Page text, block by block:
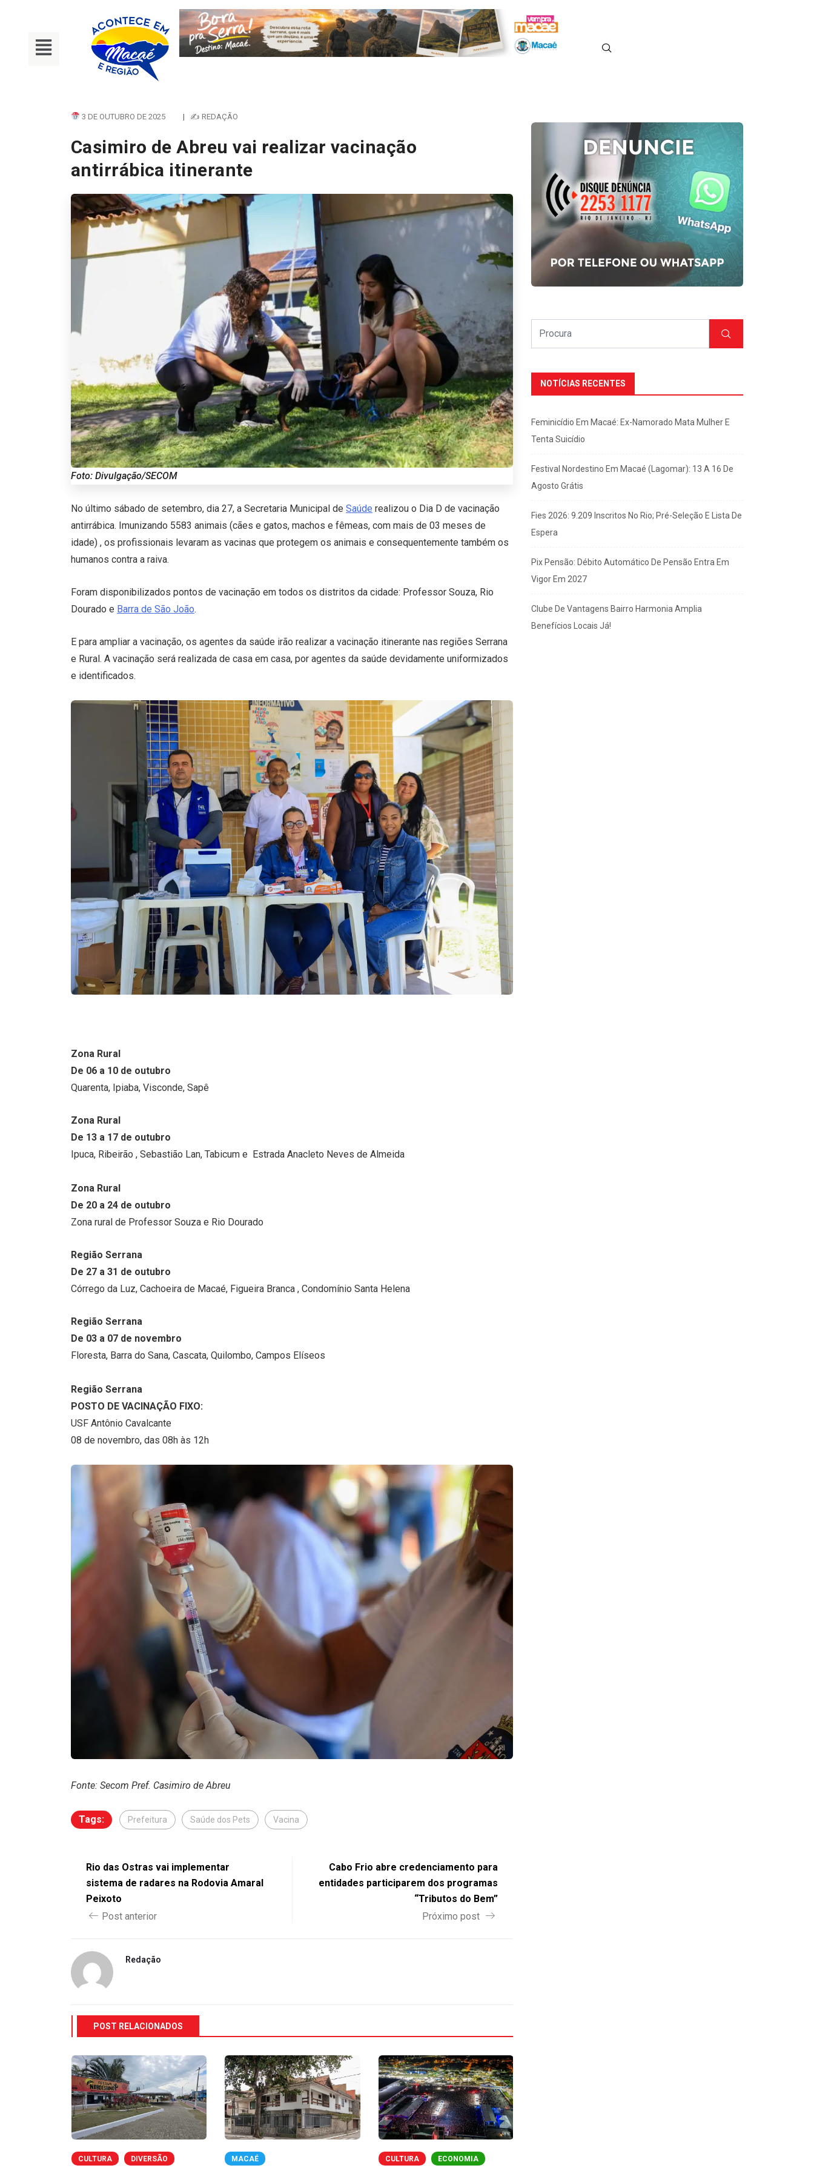
3 DE OUTUBRO DE 2025 | ✍ REDAÇÃO
Casimiro de Abreu vai realizar vacinação
antirrábica itinerante
Foto: Divulgação/SECOM
No último sábado de setembro, dia 27, a Secretaria Municipal de Saúde realizou o Dia D de vacinação
antirrábica. Imunizando 5583 animais (cães e gatos, machos e fêmeas, com mais de 03 meses de
idade) , os profissionais levaram as vacinas que protegem os animais e consequentemente também os
humanos contra a raiva.
Foram disponibilizados pontos de vacinação em todos os distritos da cidade: Professor Souza, Rio
Dourado e Barra de São João.
E para ampliar a vacinação, os agentes da saúde irão realizar a vacinação itinerante nas regiões Serrana
e Rural. A vacinação será realizada de casa em casa, por agentes da saúde devidamente uniformizados
e identificados.
Zona Rural
De 06 a 10 de outubro
Quarenta, Ipiaba, Visconde, Sapê
Zona Rural
De 13 a 17 de outubro
Ipuca, Ribeirão , Sebastião Lan, Tabicum e Estrada Anacleto Neves de Almeida
Zona Rural
De 20 a 24 de outubro
Zona rural de Professor Souza e Rio Dourado
Região Serrana
De 27 a 31 de outubro
Córrego da Luz, Cachoeira de Macaé, Figueira Branca , Condomínio Santa Helena
Região Serrana
De 03 a 07 de novembro
Floresta, Barra do Sana, Cascata, Quilombo, Campos Elíseos
Região Serrana
POSTO DE VACINAÇÃO FIXO:
USF Antônio Cavalcante
08 de novembro, das 08h às 12h
Fonte: Secom Pref. Casimiro de Abreu
Tags: Prefeitura Saúde dos Pets Vacina
Rio das Ostras vai implementar
sistema de radares na Rodovia Amaral
Peixoto
Post anterior
Cabo Frio abre credenciamento para
entidades participarem dos programas
“Tributos do Bem”
Próximo post
Redação
POST RELACIONADOS
CULTURA DIVERSÃO MACAÉ CULTURA ECONOMIA
NOTÍCIAS RECENTES
Feminicídio Em Macaé: Ex-Namorado Mata Mulher E
Tenta Suicídio
Festival Nordestino Em Macaé (Lagomar): 13 A 16 De
Agosto Grátis
Fies 2026: 9.209 Inscritos No Rio; Pré-Seleção E Lista De
Espera
Pix Pensão: Débito Automático De Pensão Entra Em
Vigor Em 2027
Clube De Vantagens Bairro Harmonia Amplia
Benefícios Locais Já!